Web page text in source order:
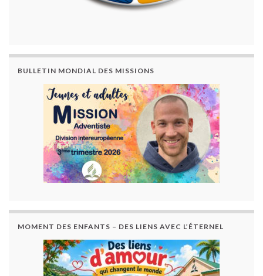
BULLETIN MONDIAL DES MISSIONS
MOMENT DES ENFANTS – DES LIENS AVEC L’ÉTERNEL